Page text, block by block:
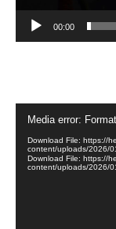
00:00
Player
Media error:
Download File: https://
content/uploads/2026/
Download File: https://
content/uploads/2026/